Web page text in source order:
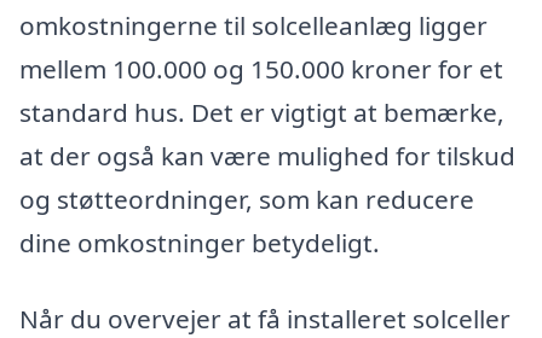
omkostningerne til solcelleanlæg ligger
mellem 100.000 og 150.000 kroner for et
standard hus. Det er vigtigt at bemærke,
at der også kan være mulighed for tilskud
og støtteordninger, som kan reducere
dine omkostninger betydeligt.
Når du overvejer at få installeret solceller